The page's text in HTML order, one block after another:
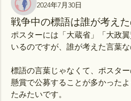
2024年7月30日
戦争中の標語は誰が考えた
ポスターには「大蔵省」「大政
いるのですが、誰が考えた言葉
標語の言葉じゃなくて、ポスタ
懸賞で公募することが多かった
たみたいです。